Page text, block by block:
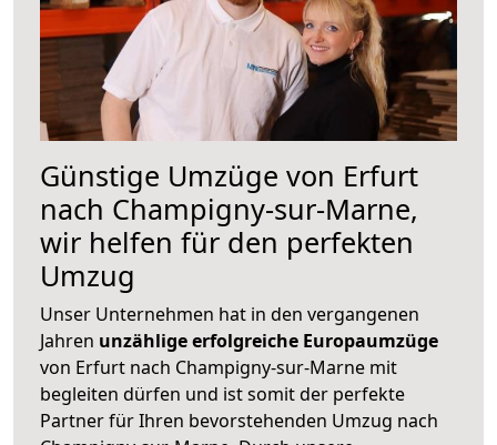
Günstige Umzüge von Erfurt
nach Champigny-sur-Marne,
wir helfen für den perfekten
Umzug
Unser Unternehmen hat in den vergangenen
Jahren unzählige erfolgreiche Europaumzüge
von Erfurt nach Champigny-sur-Marne mit
begleiten dürfen und ist somit der perfekte
Partner für Ihren bevorstehenden Umzug nach